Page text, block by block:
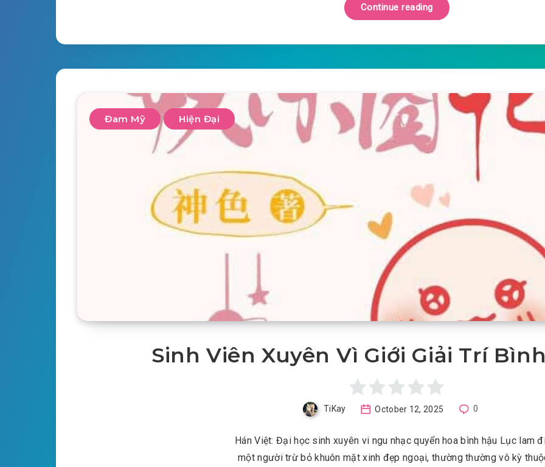
Continue reading
Đam Mỹ Hiện Đại
Sinh Viên Xuyên Vì Giới Giải Trí
TiKay October 12, 2025 0
Hán Việt: Đại học sinh xuyên vi ngu nhạc quyển hoa bình hậu Lục lam
một người trừ bỏ khuôn mặt xinh đẹp ngoại, thường thường vô kỳ